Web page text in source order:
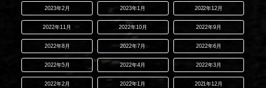
2023年2月 2023年1月 2022年12月
2022年11月 2022年10月 2022年9月
2022年8月 2022年7月 2022年6月
2022年5月 2022年4月 2022年3月
2022年2月 2022年1月 2021年12月